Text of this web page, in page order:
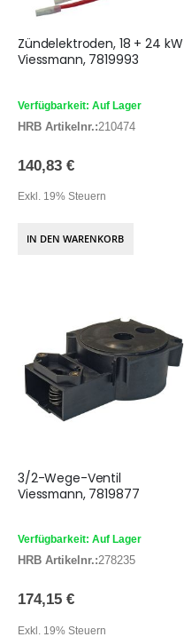
Zündelektroden, 18 + 24 kW
Viessmann, 7819993
Verfügbarkeit: Auf Lager
HRB Artikelnr.:210474
140,83 €
Exkl. 19% Steuern
IN DEN WARENKORB
3/2-Wege-Ventil
Viessmann, 7819877
Verfügbarkeit: Auf Lager
HRB Artikelnr.:278235
174,15 €
Exkl. 19% Steuern